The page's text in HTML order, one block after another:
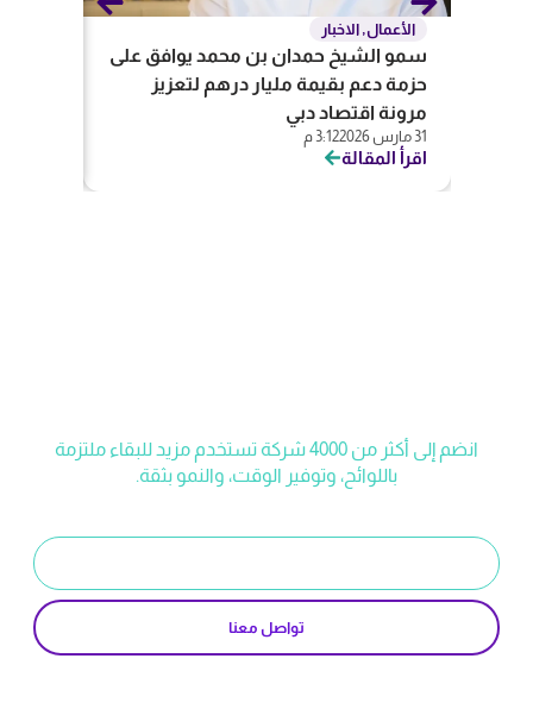
الأعمال,الاخبار
سمو الشيخ حمدان بن محمد يوافق على
حزمة دعم بقيمة مليار درهم لتعزيز
مرونة اقتصاد دبي
31 مارس 2026 3:12 م
اقرأ المقالة
انضم إلى أكثر من 4000 شركة تستخدم مزيد للبقاء ملتزمة
باللوائح، وتوفير الوقت، والنمو بثقة.
تواصل معنا